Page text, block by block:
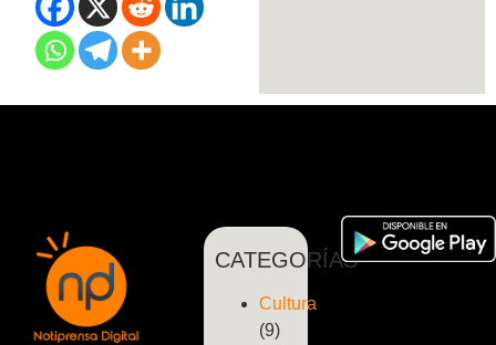
CATEGORÍAS
Cultura
(9)